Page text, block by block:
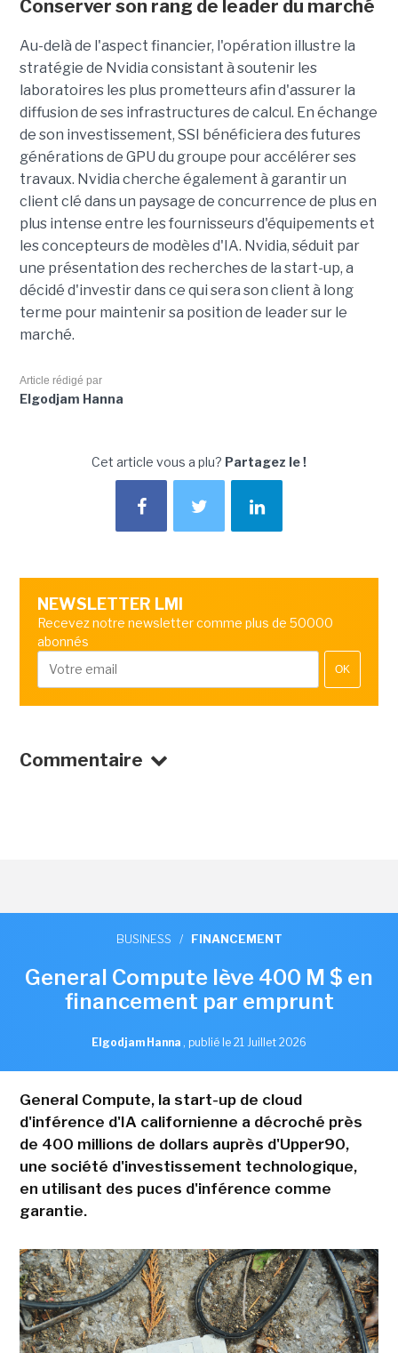
Conserver son rang de leader du marché
Au-delà de l'aspect financier, l'opération illustre la
stratégie de Nvidia consistant à soutenir les
laboratoires les plus prometteurs afin d'assurer la
diffusion de ses infrastructures de calcul. En échange
de son investissement, SSI bénéficiera des futures
générations de GPU du groupe pour accélérer ses
travaux. Nvidia cherche également à garantir un
client clé dans un paysage de concurrence de plus en
plus intense entre les fournisseurs d'équipements et
les concepteurs de modèles d'IA. Nvidia, séduit par
une présentation des recherches de la start-up, a
décidé d'investir dans ce qui sera son client à long
terme pour maintenir sa position de leader sur le
marché.
Article rédigé par
Elgodjam Hanna
Cet article vous a plu? Partagez le !
NEWSLETTER LMI
Recevez notre newsletter comme plus de 50000
abonnés
OK
Commentaire
BUSINESS / FINANCEMENT
General Compute lève 400 M $ en
financement par emprunt
Elgodjam Hanna , publié le 21 Juillet 2026
General Compute, la start-up de cloud
d'inférence d'IA californienne a décroché près
de 400 millions de dollars auprès d'Upper90,
une société d'investissement technologique,
en utilisant des puces d'inférence comme
garantie.